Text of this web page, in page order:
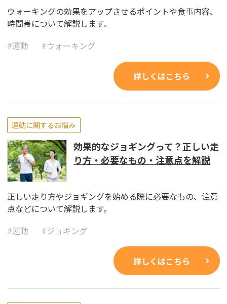
ウォーキングの効果をアップさせるポイントや食事内容、
時間帯について解説します。
#運動 #ウォーキング
詳しくはこちら
運動に関するお悩み
効果的なジョギングって？正しい走
り方・必要なもの・注意点を解説
正しい走り方やジョギングを始める際に必要なもの、注意
点などについて解説します。
#運動 #ジョギング
詳しくはこちら